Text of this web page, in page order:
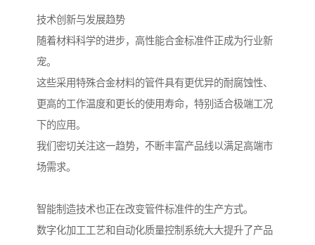
技术创新与发展趋势
随着材料科学的进步，高性能合金标准件正成为行业新
宠。
这些采用特殊合金材料的管件具有更优异的耐腐蚀性、
更高的工作温度和更长的使用寿命，特别适合极端工况
下的应用。
我们密切关注这一趋势，不断丰富产品线以满足高端市
场需求。
智能制造技术也正在改变管件标准件的生产方式。
数字化加工工艺和自动化质量控制系统大大提升了产品